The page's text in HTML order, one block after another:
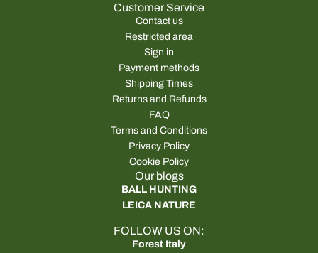
Customer Service
Contact us
Restricted area
Sign in
Payment methods
Shipping Times
Returns and Refunds
FAQ
Terms and Conditions
Privacy Policy
Cookie Policy
Our blogs
BALL HUNTING
LEICA NATURE
FOLLOW US ON:
Forest Italy